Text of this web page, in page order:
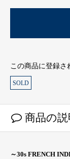
この商品に登録さ
SOLD
商品の説
～30s FRENCH